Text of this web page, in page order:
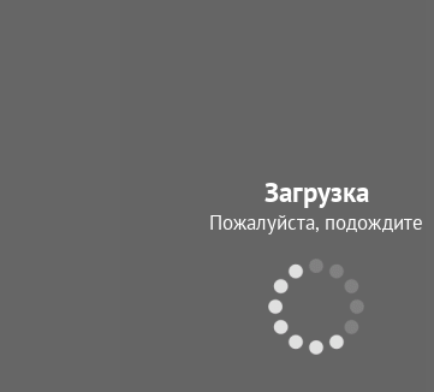
Загрузка
Пожалуйста, подождите